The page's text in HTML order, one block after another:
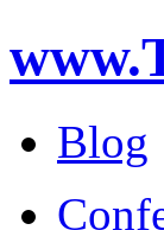
Blog